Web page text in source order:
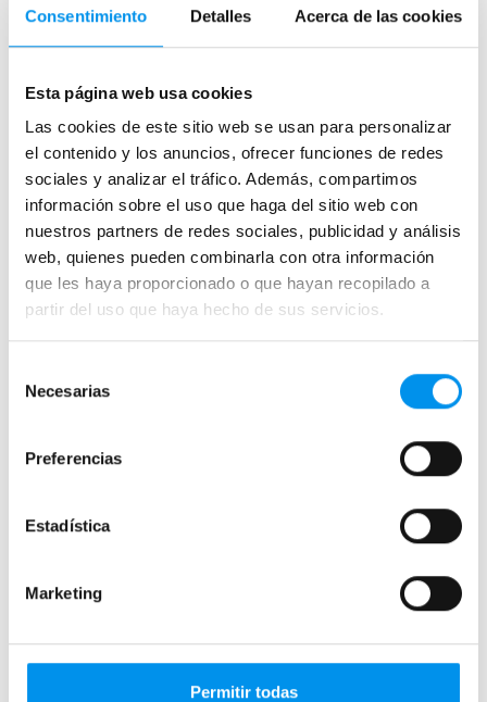
Consentimiento Detalles Acerca de las cookies
Esta página web usa cookies
Las cookies de este sitio web se usan para personalizar
el contenido y los anuncios, ofrecer funciones de redes
sociales y analizar el tráfico. Además, compartimos
información sobre el uso que haga del sitio web con
nuestros partners de redes sociales, publicidad y análisis
web, quienes pueden combinarla con otra información
que les haya proporcionado o que hayan recopilado a
partir del uso que haya hecho de sus servicios.
Necesarias
Preferencias
Estadística
Marketing
Permitir todas
Frontales
Hojas o biombos de bañera
Mamparas de bañera abatibles
Mamparas de bañera correderas
Mamparas de bañera sin perfilería
Mamparas de ducha
Frontales
Mamparas rectangulares
Mamparas doble hoja